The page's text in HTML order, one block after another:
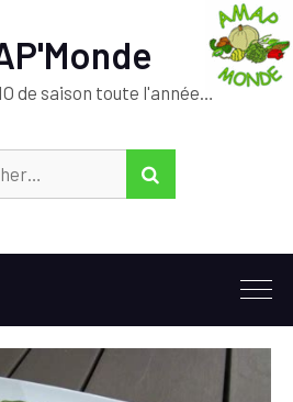
de saison toute l'année…